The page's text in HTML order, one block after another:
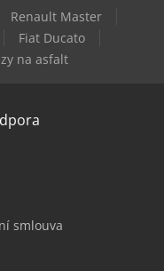
Renault Master
Fiat Ducato
na asfalt
smlouva